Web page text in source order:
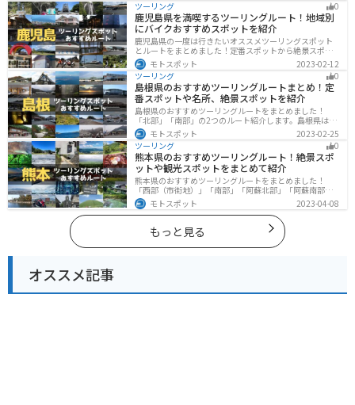
行く際は参考にしてください。
ツーリング
0
鹿児島県を満喫するツーリングルート！地域別
にバイクおすすめスポットを紹介
鹿児島県の一度は行きたいオススメツーリングスポット
とルートをまとめました！定番スポットから絶景スポッ
ト、温泉、山、海、グルメなど様々なジャンルで楽しめ
ます。バイクで鹿児島ツーリングに行こうと思っている
人は、参考にしてください。
モトスポット
2023-02-12
ツーリング
0
島根県のおすすめツーリングルートまとめ！定
番スポットや名所、絶景スポットを紹介
島根県のおすすめツーリングルートをまとめました！
「北部」「南部」の2つのルート紹介します。島根県は、
海と山が近く、1日で全然違う景色を堪能することができ
ます。バイクで島根県にツーリングに行く際は参考にし
てください。
モトスポット
2023-02-25
ツーリング
0
熊本県のおすすめツーリングルート！絶景スポ
ットや観光スポットをまとめて紹介
熊本県のおすすめツーリングルートをまとめました！
「西部（市街地）」「南部」「阿蘇北部」「阿蘇南部」
の4つのルート紹介します。阿蘇山や天草諸島をはじめと
した豊かな自然や、熊本城や水前寺成趣園など歴史ある
観光スポットが多数あり、様々な楽しみ方ができます。
バイクで熊本県にツーリングに行く際は参考にしてくだ
さい。
モトスポット 2023-04-08
もっと見る
オススメ記事